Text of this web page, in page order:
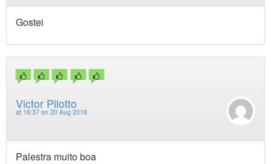
Gostei
Victor Pilotto
at 16:37 on 20 Aug 2016
Palestra muito boa